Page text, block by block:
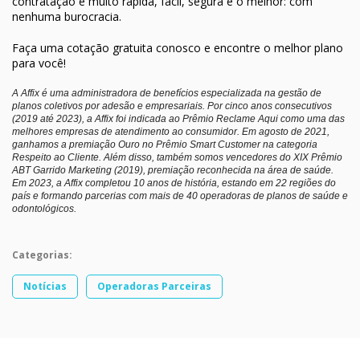
nenhuma burocracia.
Faça uma cotação gratuita conosco e encontre o melhor plano
para você!
A Affix é uma administradora de benefícios especializada na gestão de
planos coletivos por adesão e empresariais. Por cinco anos consecutivos
(2019 até 2023), a Affix foi indicada ao Prêmio Reclame Aqui como uma das
melhores empresas de atendimento ao consumidor. Em agosto de 2021,
ganhamos a premiação Ouro no Prêmio Smart Customer na categoria
Respeito ao Cliente. Além disso, também somos vencedores do XIX Prêmio
ABT Garrido Marketing (2019), premiação reconhecida na área de saúde.
Em 2023, a Affix completou 10 anos de história, estando em 22 regiões do
país e formando parcerias com mais de 40 operadoras de planos de saúde e
odontológicos.
Categorias:
Notícias Operadoras Parceiras